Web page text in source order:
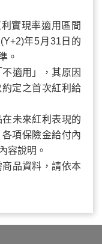
實現率適用區間
年5月31日的
。
適用」，其原因
定之首次紅利給
未來紅利表現的
項保險金給付內
容說明。
品資料，請依本